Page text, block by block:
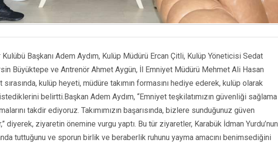
Başkanı Adem Aydım, Kulüp Müdürü Ercan Çitli, Kulüp Yöneticisi Sedat
Büyüktepe ve Antrenör Ahmet Aygün, İl Emniyet Müdürü Mehmet Ali Hasan
kulüp heyeti, müdüre takımın formasını hediye ederek, kulüp olarak
belirtti.Başkan Adem Aydım, “Emniyet teşkilatımızın güvenliği sağlama
takdir ediyoruz. Takımımızın başarısında, bizlere sunduğunuz güven
diyerek, ziyaretin önemine vurgu yaptı. Bu tür ziyaretler, Karabük İdman Yurdu’nun
tuttuğunu ve sporun birlik ve beraberlik ruhunu yayma amacını benimsediğini